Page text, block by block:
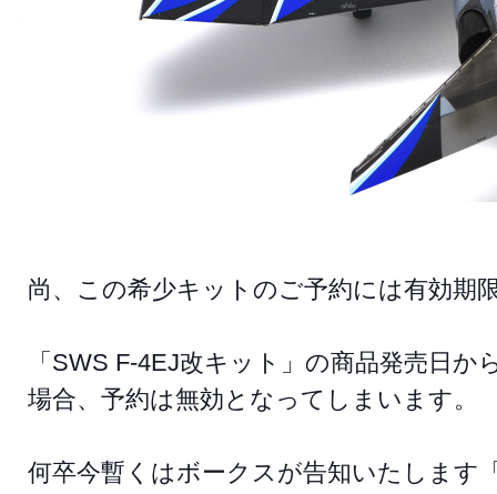
尚、この希少キットのご予約には有効期
「SWS F-4EJ改キット」の商品発売日
場合、予約は無効となってしまいます。
何卒今暫くはボークスが告知いたします